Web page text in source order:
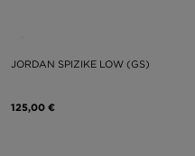
JORDAN SPIZIKE LOW (GS)
125,00 €